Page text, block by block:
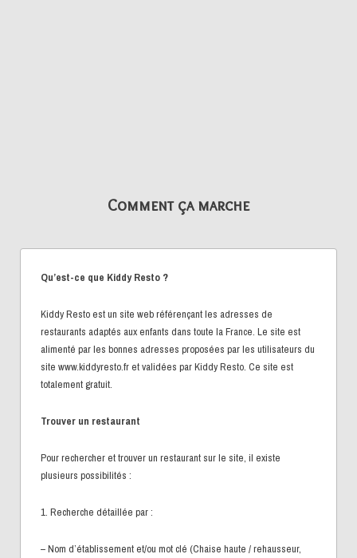
Comment ça marche
Qu’est-ce que Kiddy Resto ?
Kiddy Resto est un site web référençant les adresses de
restaurants adaptés aux enfants dans toute la France. Le site est
alimenté par les bonnes adresses proposées par les utilisateurs du
site www.kiddyresto.fr et validées par Kiddy Resto. Ce site est
totalement gratuit.
Trouver un restaurant
Pour rechercher et trouver un restaurant sur le site, il existe
plusieurs possibilités :
1. Recherche détaillée par :
– Nom d’établissement et/ou mot clé (Chaise haute / rehausseur,